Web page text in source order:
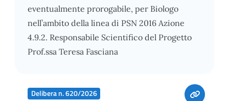
eventualmente prorogabile, per Biologo
nell’ambito della linea di PSN 2016 Azione
4.9.2. Responsabile Scientifico del Progetto
Prof.ssa Teresa Fasciana
Delibera n. 620/2026